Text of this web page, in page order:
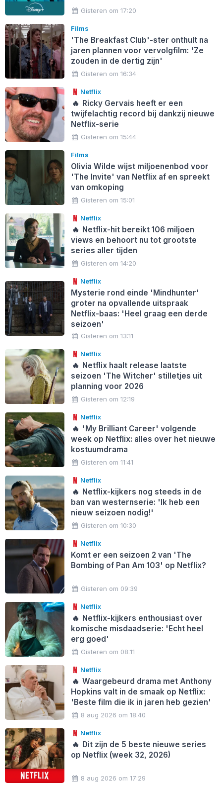
Gisteren om 17:20
Films
'The Breakfast Club'-ster onthult na
jaren plannen voor vervolgfilm: 'Ze
zouden in de dertig zijn'
Gisteren om 16:34
Netflix
🔥 Ricky Gervais heeft er een
twijfelachtig record bij dankzij nieuwe
Netflix-serie
Gisteren om 15:44
Films
Olivia Wilde wijst miljoenenbod voor
'The Invite' van Netflix af en spreekt
van omkoping
Gisteren om 15:01
Netflix
🔥 Netflix-hit bereikt 106 miljoen
views en behoort nu tot grootste
series aller tijden
Gisteren om 14:20
Netflix
Mysterie rond einde 'Mindhunter'
groter na opvallende uitspraak
Netflix-baas: 'Heel graag een derde
seizoen'
Gisteren om 13:11
Netflix
🔥 Netflix haalt release laatste
seizoen 'The Witcher' stilletjes uit
planning voor 2026
Gisteren om 12:19
Netflix
🔥 'My Brilliant Career' volgende
week op Netflix: alles over het nieuwe
kostuumdrama
Gisteren om 11:41
Netflix
🔥 Netflix-kijkers nog steeds in de
ban van westernserie: 'Ik heb een
nieuw seizoen nodig!'
Gisteren om 10:30
Netflix
Komt er een seizoen 2 van 'The
Bombing of Pan Am 103' op Netflix?
Gisteren om 09:39
Netflix
🔥 Netflix-kijkers enthousiast over
komische misdaadserie: 'Echt heel
erg goed'
Gisteren om 08:11
Netflix
🔥 Waargebeurd drama met Anthony
Hopkins valt in de smaak op Netflix:
'Beste film die ik in jaren heb gezien'
8 aug 2026 om 18:40
Netflix
🔥 Dit zijn de 5 beste nieuwe series
op Netflix (week 32, 2026)
8 aug 2026 om 17:29